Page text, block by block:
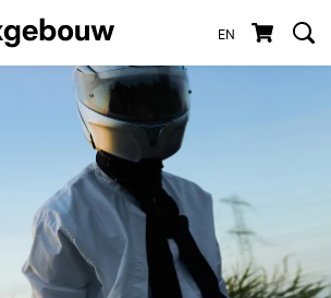
EN